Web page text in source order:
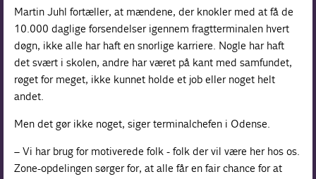
Martin Juhl fortæller, at mændene, der knokler med at få de
10.000 daglige forsendelser igennem fragtterminalen hvert
døgn, ikke alle har haft en snorlige karriere. Nogle har haft
det svært i skolen, andre har været på kant med samfundet,
røget for meget, ikke kunnet holde et job eller noget helt
andet.
Men det gør ikke noget, siger terminalchefen i Odense.
– Vi har brug for motiverede folk - folk der vil være her hos os.
Zone-opdelingen sørger for, at alle får en fair chance for at